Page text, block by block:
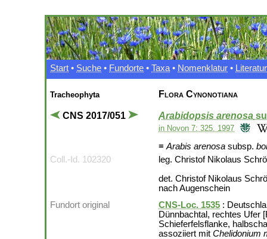
Start • Suche • Fundorte • Taxa • Nomenklatur • Literatur
Tracheophyta
CNS 2017/051
Flora Cynonotiana
Arabidopsis arenosa
in Novon 7: 325. 1997
≡Arabis arenosa subsp.
Coll.-Id. 102320
leg. Christof Nikolaus
det. Christof Nikolaus
nach Augenschein
Fundort original
CNS-Loc. 1535 :
Dünnbachtal, rechtes Ufer
Schieferfelsflanke,
assoziiert mit Chelidonium